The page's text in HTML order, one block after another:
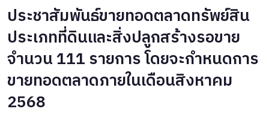
ประชาสัมพันธ์ขายทอดตลาดทรัพย์สิน
ประเภทที่ดินและสิ่งปลูกสร้างรอขาย
จำนวน 111 รายการ โดยจะกำหนดการ
ขายทอดตลาดภายในเดือนสิงหาคม
2568